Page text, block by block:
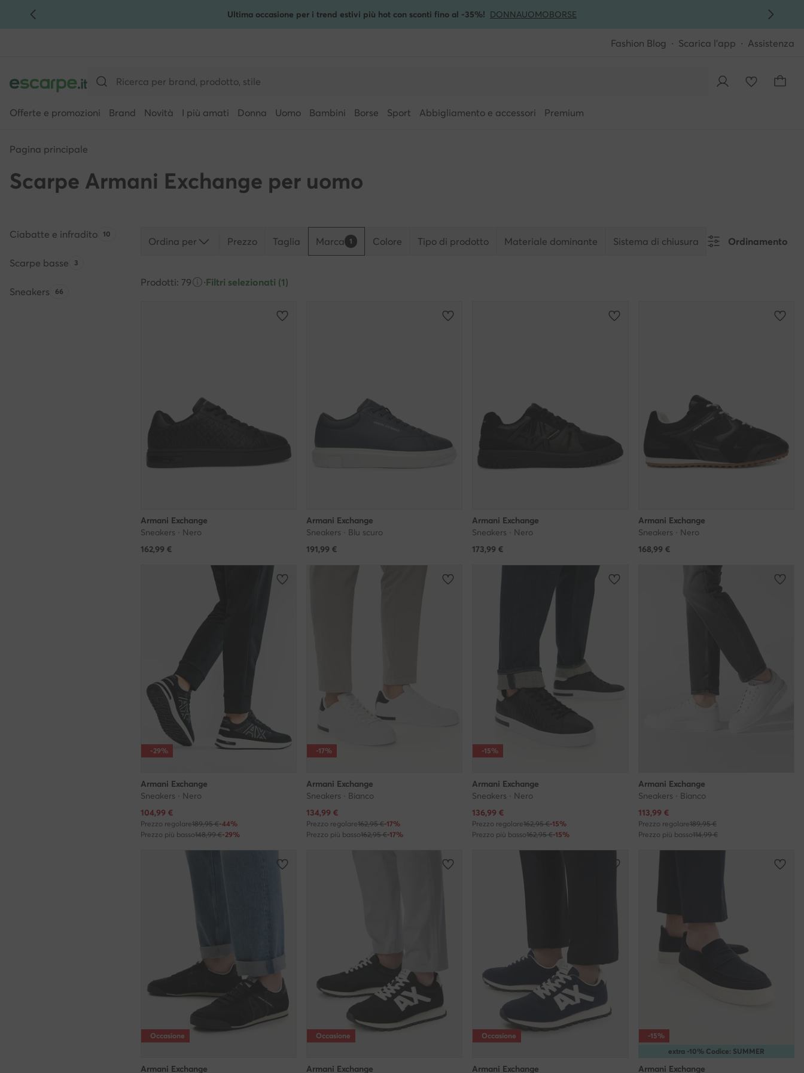
VAI AL CONTENUTO PRINCIPALE Ultima occasione per i trend estivi più hot con sconti fino al -35%! DONNAUOMOBORSE
Fashion Blog Scarica l'app Assistenza
Offerte e promozioni Brand Novità I più amati Donna Uomo Bambini Borse Sport Abbigliamento e accessori Premium
Pagina principale
Scarpe Armani Exchange per uomo
Ciabatte e infraditoQuantità di prodotti:
10
Scarpe basse Quantità di prodotti:
3
Sneakers Quantità di prodotti:
66
Ordina per Prezzo Taglia Marca 1 Colore Tipo di prodotto Materiale dominante Sistema di chiusura Ordinamento
Prodotti: 79 ·Filtri selezionati (1)
Armani Exchange
Sneakers · Nero
162,99 €
Armani Exchange
Sneakers · Blu scuro
191,99 €
Armani Exchange
Sneakers · Nero
173,99 €
Armani Exchange
Sneakers · Nero
168,99 €
-29%
Armani Exchange
Sneakers · Nero
Prezzo attuale
104,99 €
Prezzo regolare189,95 €-44%
Prezzo più basso148,99 €-29%
-17%
Armani Exchange
Sneakers · Bianco
Prezzo attuale
134,99 €
Prezzo regolare162,95 €-17%
Prezzo più basso162,95 €-17%
-15%
Armani Exchange
Sneakers · Nero
Prezzo attuale
136,99 €
Prezzo regolare162,95 €-15%
Prezzo più basso162,95 €-15%
Armani Exchange
Sneakers · Bianco
Prezzo attuale
113,99 €
Prezzo regolare189,95 €
Prezzo più basso114,99 €
Occasione
Armani Exchange
Occasione
Armani Exchange
Occasione
Armani Exchange
extra -10% Codice: SUMMER
-15%
Armani Exchange